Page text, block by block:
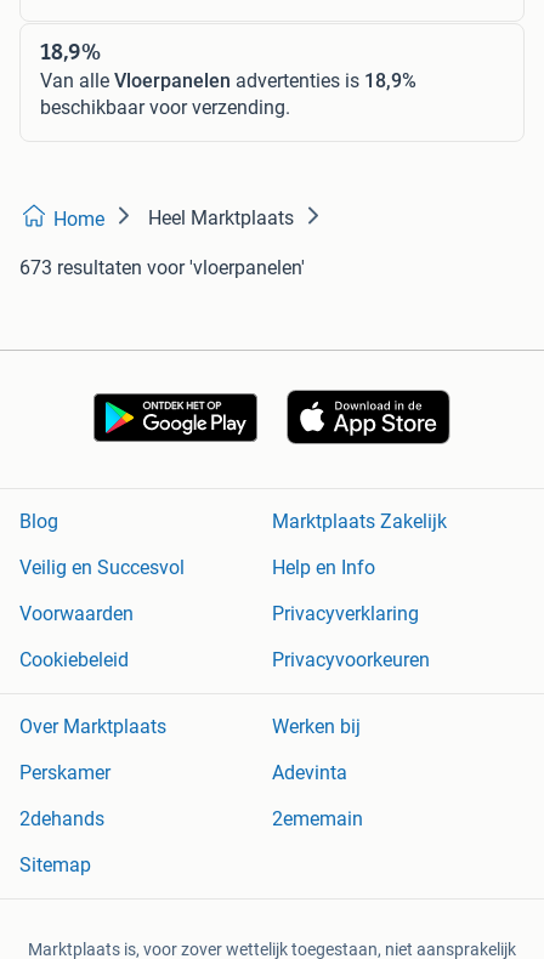
18,9%
Van alle Vloerpanelen advertenties is 18,9%
beschikbaar voor verzending.
Home Heel Marktplaats
673 resultaten voor 'vloerpanelen'
Blog
Marktplaats Zakelijk
Veilig en Succesvol
Help en Info
Voorwaarden
Privacyverklaring
Cookiebeleid
Privacyvoorkeuren
Over Marktplaats
Werken bij
Perskamer
Adevinta
2dehands
2ememain
Sitemap
Marktplaats is, voor zover wettelijk toegestaan, niet aansprakelijk